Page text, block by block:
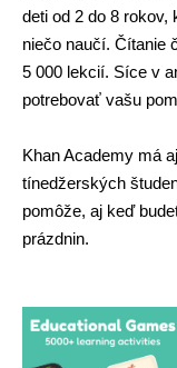
deti od 2 do 8 rokov,
niečo naučí. Čítanie
5 000 lekcií. Síce v
potrebovať vašu
Khan Academy má
tínedžerských
pomôže, aj keď
prázdnin.